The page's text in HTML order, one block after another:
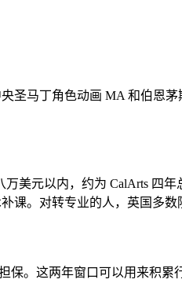
马丁角色动画 MA 和伯恩
美元以内，约为 CalArts
。对转专业的人，英国多
。这两年窗口可以用来积